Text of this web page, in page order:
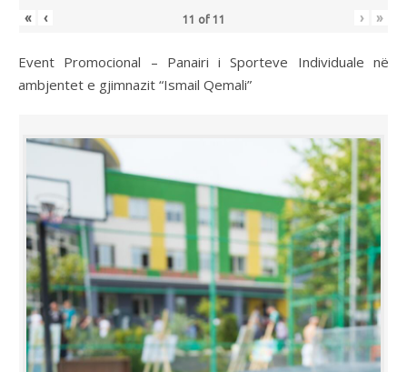
« ‹ 11 of 11 › »
Event Promocional – Panairi i Sporteve Individuale në
ambjentet e gjimnazit “Ismail Qemali”